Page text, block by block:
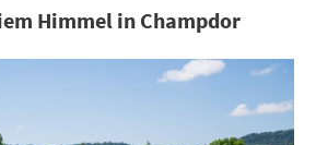
Himmel in Champdor